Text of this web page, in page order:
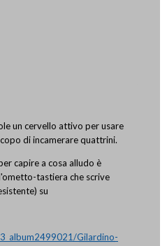
un cervello attivo per usare
di incamerare quattrini.
capire a cosa alludo è
tastiera che scrive
su
Gilardino-